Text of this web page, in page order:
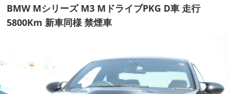
IMPORT
輸入販売
COMPANY
会社概要
BMW Mシリーズ M3 MドライブPKG D車 走行
5800Km 新車同様 禁煙車